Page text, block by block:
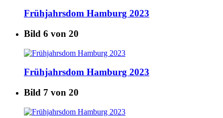
Frühjahrsdom Hamburg 2023
Bild 6 von 20
Frühjahrsdom Hamburg 2023
Bild 7 von 20